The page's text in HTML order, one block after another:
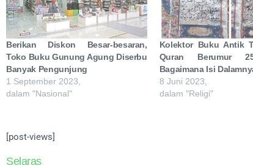
Berikan Diskon Besar-besaran,
Toko Buku Gunung Agung Diserbu
Banyak Pengunjung
1 September 2023,
dalam "Nasional"
Kolektor Buku Antik
Quran Berumur
Bagaimana Isi
8 Juni 2023,
dalam "Religi"
[post-views]
Selaras